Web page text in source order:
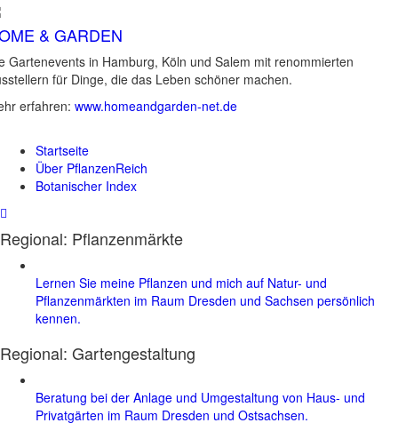
& GARDEN
Gartenevents in Hamburg, Köln und Salem mit renommierten
für Dinge, die das Leben schöner machen.
erfahren: www.homeandgarden-net.de
Startseite
Über PflanzenReich
Botanischer Index
Regional: Pflanzenmärkte
Lernen Sie meine Pflanzen und mich auf Natur- und
Pflanzenmärkten im Raum Dresden und Sachsen persönlich
kennen.
Regional: Gartengestaltung
Beratung bei der Anlage und Umgestaltung von Haus- und
Privatgärten im Raum Dresden und Ostsachsen.